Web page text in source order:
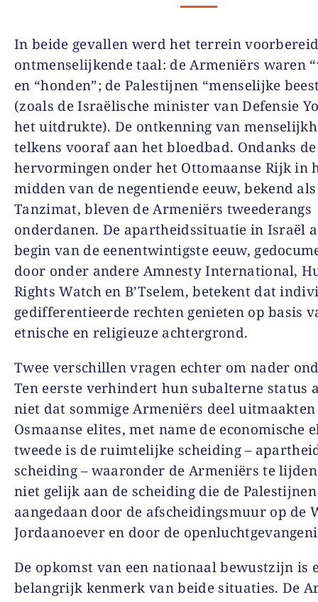
In beide gevallen werd het terrein
ontmenselijkende taal: de Armeniërs waren
en “honden”; de Palestijnen “menselijke
(zoals de Israëlische minister van Defensie
het uitdrukte). De ontkenning van
telkens vooraf aan het bloedbad. Ondanks de
hervormingen onder het Ottomaanse Rijk in
midden van de negentiende eeuw, bekend
Tanzimat, bleven de Armeniërs tweederangs
onderdanen. De apartheidssituatie in Israël
begin van de eenentwintigste eeuw,
door onder andere Amnesty International,
Rights Watch en B’Tselem, betekent dat
gedifferentieerde rechten genieten op basis
etnische en religieuze achtergrond.
Twee verschillen vragen echter om nader
Ten eerste verhindert hun subalterne status
niet dat sommige Armeniërs deel
Osmaanse elites, met name de economische
tweede is de ruimtelijke scheiding –
scheiding – waaronder de Armeniërs te
niet gelijk aan de scheiding die de
aangedaan door de afscheidingsmuur op de
Jordaanoever en door de
De opkomst van een nationaal bewustzijn is
belangrijk kenmerk van beide situaties. De